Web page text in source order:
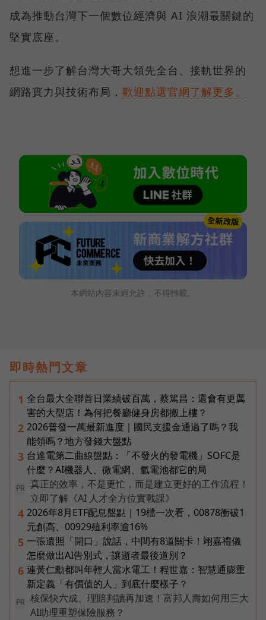
成為推動台灣下一個數位經濟與 AI 浪潮最關鍵的
堅實底座。
想進一步了解台灣大哥大領先全台、接軌世界的
網路實力與技術布局， 歡迎點選官網了解更多。
本網站內容未經允許，不得轉載。
即時熱門文章
1 全台最大全聯首日業績破百萬，蔡篤昌：還會有更厲
害的大型店！為何把餐廳健身房都搬上樓？
2 2026普發一萬最新進度｜國民支援金通過了嗎？我
能領嗎？地方發錢大盤點
3 台達電第二曲線盤點：「不發火的發電機」SOFC是
什麼？AI機器人、微電網、氫電池都它的局
PR
真正的效率，不是更忙，而是建立更好的工作流程！
立即了解《AI 人才全方位實戰課》
4 2026年8月ETF配息盤點｜19檔一次看，00878衝破1
元創高、00929殖利率逾16%
5 一張遺照「開口」說話，中間有8道關卡！翊嘉禮儀
怎麼做出AI告別式，讓逝者最後道別？
6 連黃仁勳都叫年輕人當水電工！程世嘉：智慧通膨重
新定義「有價值的人」到底什麼樣子？
PR
核保快六成、理賠判讀再加速！富邦人壽如何用三大
AI助理重塑保險服務？